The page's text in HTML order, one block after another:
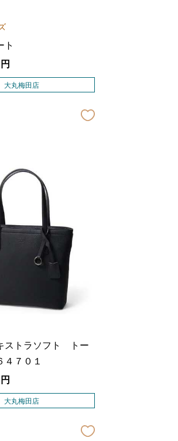
ト
円
大丸梅田店
ストラソフト トー
４７０１
円
大丸梅田店